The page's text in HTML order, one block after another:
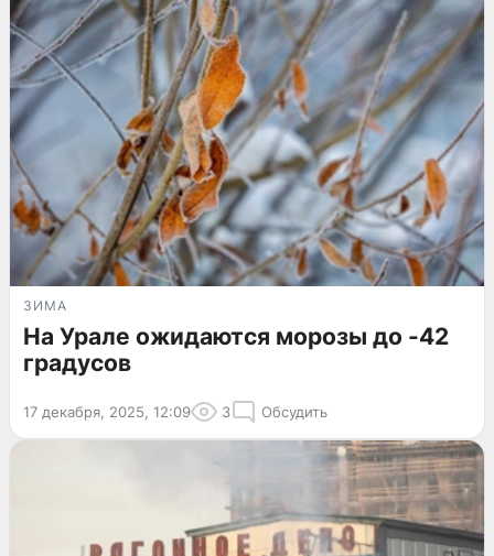
ЗИМА
На Урале ожидаются морозы до -42
градусов
17 декабря, 2025, 12:09 3 Обсудить